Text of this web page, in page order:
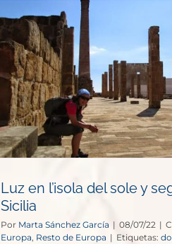
Luz en l’isola del sole y
Sicilia
Por Marta Sánchez García | 08/07/22 |
Europa, Resto de Europa | Etiquetas: